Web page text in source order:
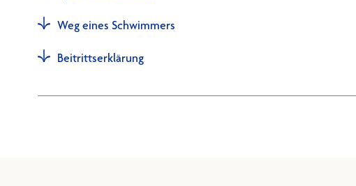
Weg eines Schwimmers
Beitrittserklärung